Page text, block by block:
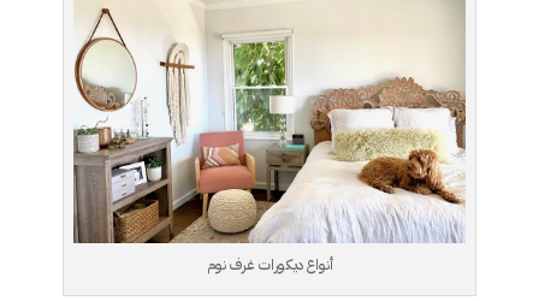
أنواع ديكورات غرف نوم